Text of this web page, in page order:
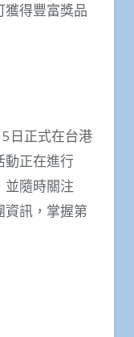
獲得豐富獎品
日正式在台港
動正在進行
並隨時關注
資訊，掌握第